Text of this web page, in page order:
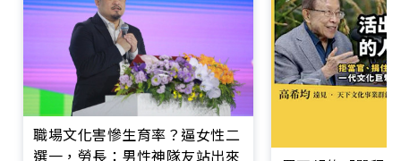
職場文化害慘生育率？逼女性二
選一，勞長：男性神隊友站出來